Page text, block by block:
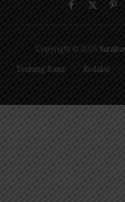
Facebook
X
Copyright © 2026
Tentang Kami
Redaksi